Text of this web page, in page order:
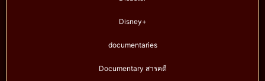
Disney+
documentaries
Documentary สารคดี